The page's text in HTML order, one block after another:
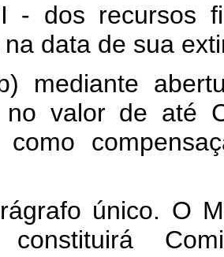
data de sua
abertura
no valor de até
como
único. O
constituirá